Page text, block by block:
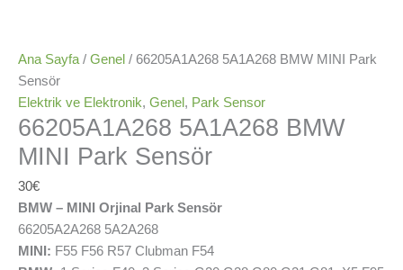
Ana Sayfa / Genel / 66205A1A268 5A1A268 BMW MINI Park
Sensör
Elektrik ve Elektronik, Genel , Park Sensor
66205A1A268 5A1A268 BMW
MINI Park Sensör
30€
BMW – MINI Orjinal Park Sensör
66205A2A268 5A2A268
MINI: F55 F56 R57 Clubman F54